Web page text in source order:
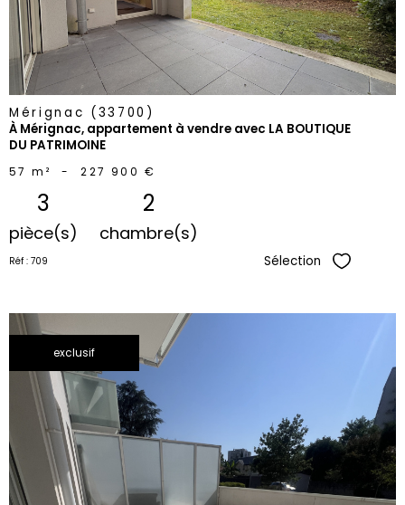
Mérignac (33700)
À Mérignac, appartement à vendre avec LA BOUTIQUE
DU PATRIMOINE
57 m² - 227 900 €
3
pièce(s)
2
chambre(s)
Réf : 709 Sélection
exclusif